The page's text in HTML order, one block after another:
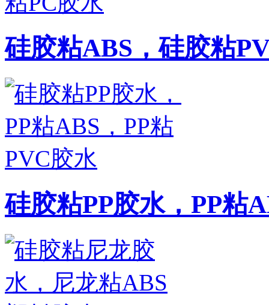
硅胶粘ABS，硅胶粘
硅胶粘PP胶水，PP粘